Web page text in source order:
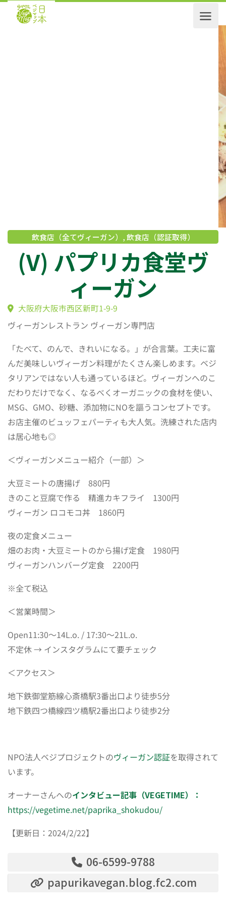
飲食店（全てヴィーガン）,飲食店（認証取得）
(V) パプリカ食堂
ィーガン
ヴィーガンレストラン ヴィーガン専門店
「たべて、のんで、きれいになる。」が合言葉。工夫に富
んだ美味しいヴィーガン料理がたくさん楽しめます。ベジ
タリアンではない人も通っているほど。ヴィーガンへのこ
だわりだけでなく、なるべくオーガニックの食材を使い、
MSG、GMO、砂糖、添加物にNOを謳うコンセプトです。
お店主催のビュッフェパーティも大人気。洗練された店内
は居心地も◎
＜ヴィーガンメニュー紹介（一部）＞
大豆ミートの唐揚げ 880円
きのこと豆腐で作る 精進カキフライ 1300円
ヴィーガン ロコモコ丼 1860円
夜の定食メニュー
畑のお肉・大豆ミートのから揚げ定食 1980円
ヴィーガンハンバーグ定食 2200円
※全て税込
＜営業時間＞
Open11:30～14L.o. / 17:30～21L.o.
不定休 → インスタグラムにて要チェック
＜アクセス＞
地下鉄御堂筋線心斎橋駅3番出口より徒歩5分
地下鉄四つ橋線四ツ橋駅2番出口より徒歩2分
NPO法人ベジプロジェクトのヴィーガン認証を取得されて
います。
オーナーさんへのインタビュー記事（VEGETIME）：
https://vegetime.net/paprika_shokudou/
【更新日：2024/2/22】
06-6599-9788
papurikavegan.blog.fc2.com